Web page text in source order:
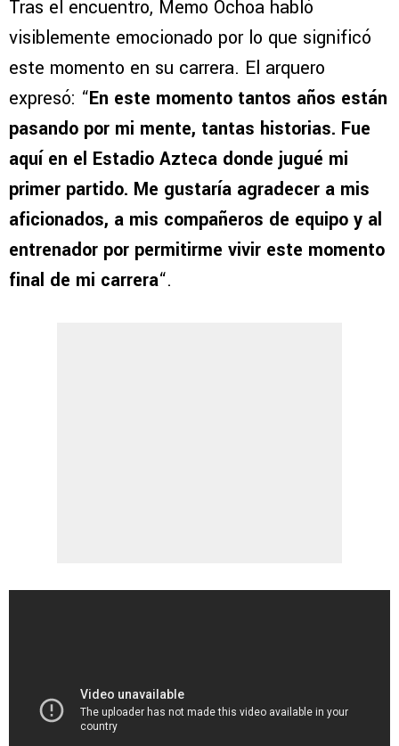
Tras el encuentro, Memo Ochoa habló
visiblemente emocionado por lo que significó
este momento en su carrera. El arquero
expresó: “En este momento tantos años están
pasando por mi mente, tantas historias. Fue
aquí en el Estadio Azteca donde jugué mi
primer partido. Me gustaría agradecer a mis
aficionados, a mis compañeros de equipo y al
entrenador por permitirme vivir este momento
final de mi carrera“.